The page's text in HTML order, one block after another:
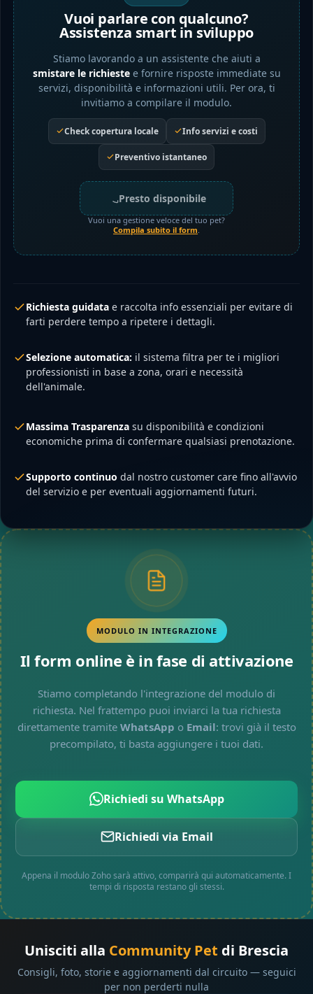
Vuoi parlare con qualcuno?
Assistenza smart in sviluppo
Stiamo lavorando a un assistente che aiuti a
smistare le richiestee fornire risposte immediate su
servizi, disponibilità e informazioni utili. Per ora, ti
invitiamo a compilare il modulo.
Check copertura locale Info servizi e costi
Preventivo istantaneo
Presto disponibile
Vuoi una gestione veloce del tuo pet?
Compila subito il form
Richiesta guidata e raccolta info essenziali per evitare di
farti perdere tempo a ripetere i dettagli.
Selezione automatica: il sistema filtra per te i migliori
professionisti in base a zona, orari e necessità
dell'animale.
Massima Trasparenza su disponibilità e condizioni
economiche prima di confermare qualsiasi prenotazione.
Supporto continuo dal nostro customer care fino all'avvio
del servizio e per eventuali aggiornamenti futuri.
MODULO IN INTEGRAZIONE
Il form online è in fase di attivazione
Stiamo completando l'integrazione del modulo di
richiesta. Nel frattempo puoi inviarci la tua richiesta
direttamente tramite WhatsApp o Email: trovi già il testo
precompilato, ti basta aggiungere i tuoi dati.
Richiedi su WhatsApp
Richiedi via Email
Appena il modulo Zoho sarà attivo, comparirà qui automaticamente. I
tempi di risposta restano gli stessi.
Unisciti alla Community Pet di Brescia
Consigli, foto, storie e aggiornamenti dal circuito — seguici
per non perderti nulla